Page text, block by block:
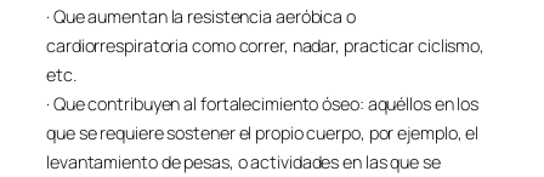
· Que aumentan la resistencia aeróbica o
cardiorrespiratoria como correr, nadar, practicar ciclismo,
etc.
· Que contribuyen al fortalecimiento óseo: aquéllos en los
que se requiere sostener el propio cuerpo, por ejemplo, el
levantamiento de pesas, o actividades en las que se